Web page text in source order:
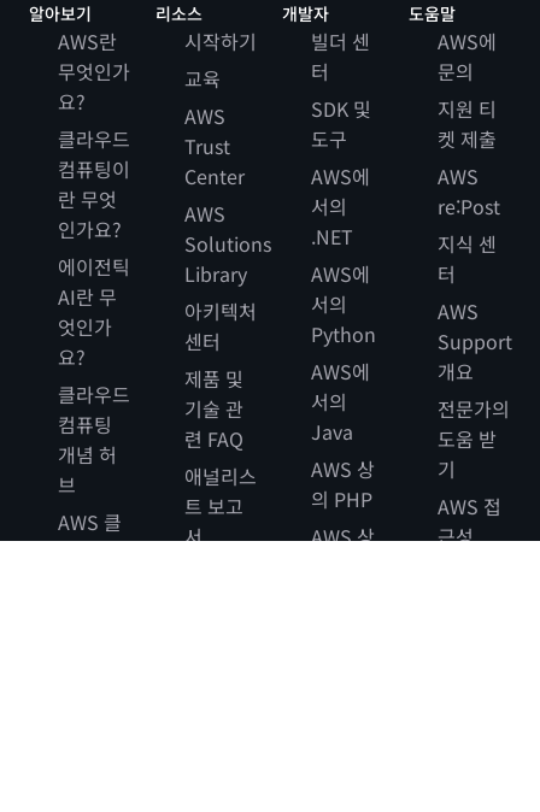
알아보기
AWS란
무엇인가
요?
클라우드
컴퓨팅이
란 무엇
인가요?
에이전틱
AI란 무
엇인가
요?
클라우드
컴퓨팅
개념 허
브
AWS 클
리소스
시작하기
교육
AWS
Trust
Center
AWS
Solutions
Library
아키텍처
센터
제품 및
기술 관
련 FAQ
애널리스
트 보고
서
개발자
빌더 센
터
SDK 및
도구
AWS에
서의
.NET
AWS에
서의
Python
AWS에
서의
Java
AWS 상
의 PHP
AWS 상
도움말
AWS에
문의
지원 티
켓 제출
AWS
re:Post
지식 센
터
AWS
Support
개요
전문가의
도움 받
기
AWS 접
근성